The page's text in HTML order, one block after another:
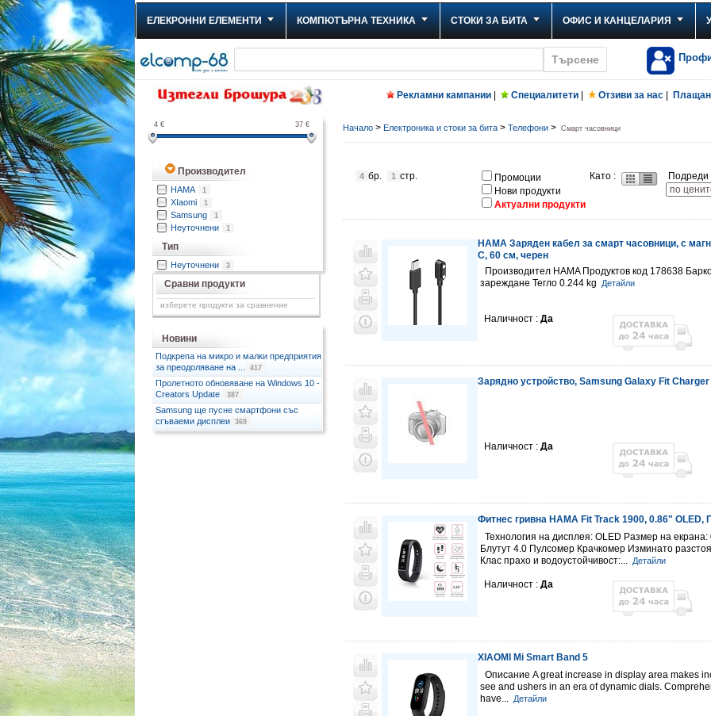
ЕЛЕКРОННИ ЕЛЕМЕНТИ КОМПЮТЪРНА ТЕХНИКА СТОКИ ЗА БИТА ОФИС И КАНЦЕЛАРИЯ
Рекламни кампании Специалитети Отзиви за нас
4 € 37 €
Производител
HAMA 1
XIaomi 1
Samsung 1
Неуточнени 1
Тип
Неуточнени 3
Сравни продукти
изберете продукти за сравнение
Новини
Подкрепа на микро и малки предприятия
за преодоляване на ...
417
Пролетното обновяване на Windows 10 -
Creators Update
387
Samsung ще пусне смартфони със
сгъваеми дисплеи 369
Начало > Електроника и стоки за бита > Телефони > Смарт часовници
4 бр. 1 стр.
Промоции
Нови продукти
Актуални продукти
Като : Подреди
HAMA Заряден кабел за смарт часовници, с
C, 60 см, черен
Производител HAMA Продуктов код 178638
зареждане Тегло 0.244 kg
Детайли
Наличност : Да
Зарядно устройство, Samsung Galaxy Fit
Наличност : Да
Фитнес гривна HAMA Fit Track 1900, 0.86" ОLED,
Технология на дисплея: OLED Размер на
Блутут 4.0 Пулсомер Крачкомер Изминато
Клас прахо и водоустойчивост:... Детайли
Наличност : Да
XIAOMI Mi Smart Band 5
Описание A great increase in display area makes
see and ushers in an era of dynamic dials.
have... Детайли